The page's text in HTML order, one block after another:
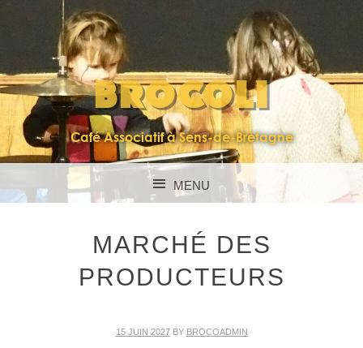
BROCOLI
Café Associatif à Sens-de-Bretagne
MENU
MARCHÉ DES
PRODUCTEURS
15 JUIN 2027BY BROCOADMIN